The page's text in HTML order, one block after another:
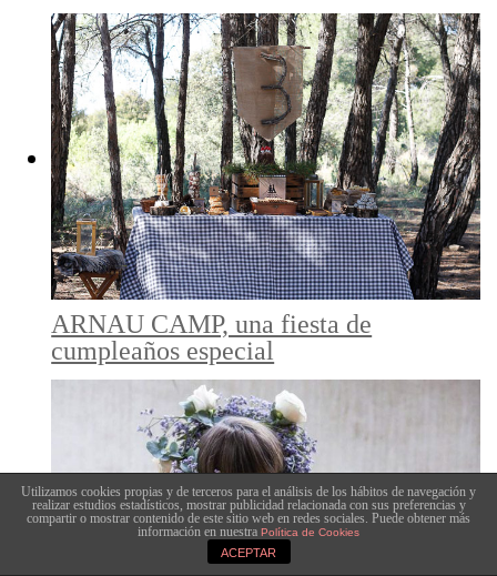
ARNAU CAMP, una fiesta de
cumpleaños especial
Utilizamos cookies propias y de terceros para el análisis de los hábitos de navegación y
realizar estudios estadísticos, mostrar publicidad relacionada con sus preferencias y
compartir o mostrar contenido de este sitio web en redes sociales. Puede obtener más
información en nuestra Política de Cookies
ACEPTAR